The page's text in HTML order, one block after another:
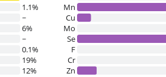
1.1%
~
6%
~
0.1%
19%
12%
Mn
Cu
Mo
Se
F
Cr
Zn